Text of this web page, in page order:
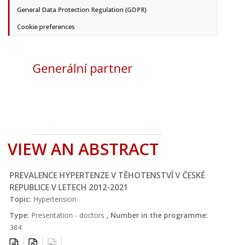
General Data Protection Regulation (GDPR)
Cookie preferences
Generální partner
VIEW AN ABSTRACT
PREVALENCE HYPERTENZE V TĚHOTENSTVÍ V ČESKÉ
REPUBLICE V LETECH 2012-2021
Topic: Hypertension
Type: Presentation - doctors , Number in the programme:
384